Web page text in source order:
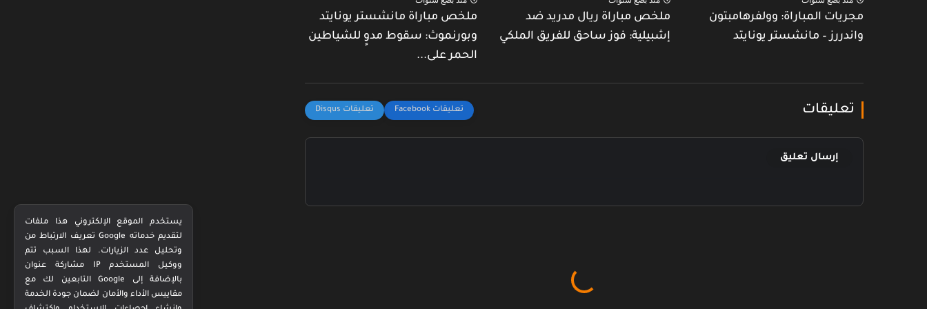
مجريات المباراة: وولفرهامبتون
واندررز – مانشستر يونايتد
ملخص مباراة ريال مدريد ضد
إشبيلية: فوز ساحق للفريق الملكي
ملخص مباراة مانشستر يونايتد
وبورنموث: سقوط مدوٍ للشياطين
الحمر على...
تعليقات
إرسال تعليق
يستخدم الموقع الإلكتروني هذا ملفات
تعريف الارتباط من Google لتقديم خدماته
وتحليل عدد الزيارات. لهذا السبب تتم
مشاركة عنوان IP ووكيل المستخدم
التابعين لك مع Google بالإضافة إلى
مقاييس الأداء والأمان لضمان جودة الخدمة